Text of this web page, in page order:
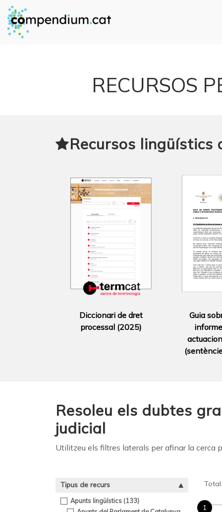
RECURSOS
Recursos lingüístics
Diccionari de dret
processal (2025)
Guia
Resoleu els dubtes
judicial
Utilitzeu els filtres laterals per afinar la cerca
Tipus de recurs
Apunts lingüístics (133)
1